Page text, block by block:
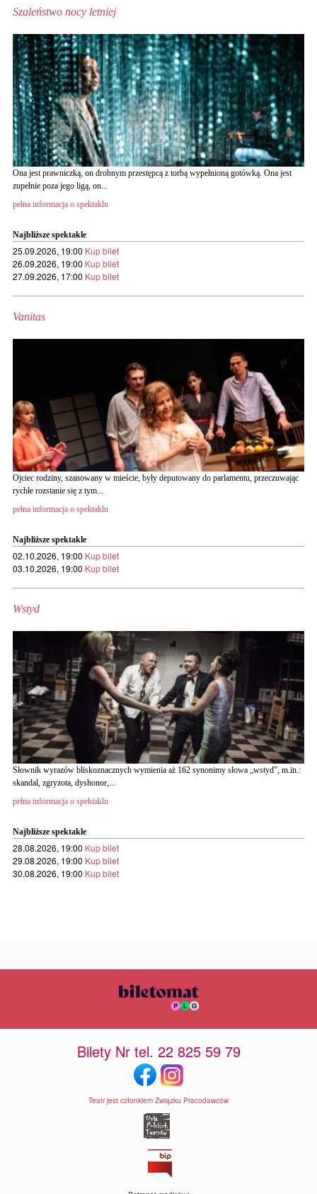
Szaleństwo nocy letniej
Ona jest prawniczką, on drobnym przestępcą z torbą wypełnioną gotówką. Ona jest
zupełnie poza jego ligą, on...
pełna informacja o spektaklu
Najbliższe spektakle
25.09.2026, 19:00 Kup bilet
26.09.2026, 19:00 Kup bilet
27.09.2026, 17:00 Kup bilet
Vanitas
Ojciec rodziny, szanowany w mieście, były deputowany do parlamentu, przeczuwając
rychłe rozstanie się z tym...
pełna informacja o spektaklu
Najbliższe spektakle
02.10.2026, 19:00 Kup bilet
03.10.2026, 19:00 Kup bilet
Wstyd
Słownik wyrazów bliskoznacznych wymienia aż 162 synonimy słowa „wstyd”, m.in.:
skandal, zgryzota, dyshonor,...
pełna informacja o spektaklu
Najbliższe spektakle
28.08.2026, 19:00 Kup bilet
29.08.2026, 19:00 Kup bilet
30.08.2026, 19:00 Kup bilet
Bilety Nr tel. 22 825 59 79
Teatr jest członkiem Związku Pracodawców